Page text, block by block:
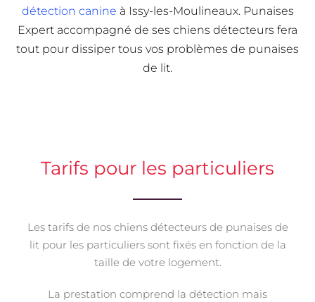
détection canine à Issy-les-Moulineaux. Punaises
Expert accompagné de ses chiens détecteurs fera
tout pour dissiper tous vos problèmes de punaises
de lit.
Tarifs pour les particuliers
Les tarifs de nos chiens détecteurs de punaises de
lit pour les particuliers sont fixés en fonction de la
taille de votre logement.
La prestation comprend la détection mais